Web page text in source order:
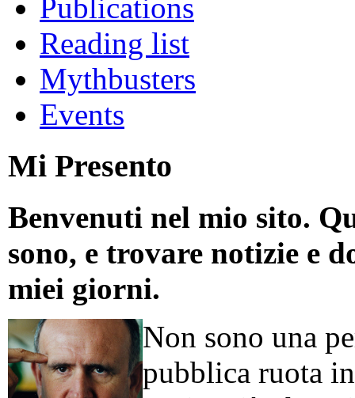
Publications
Reading list
Mythbusters
Events
Mi Presento
Benvenuti nel mio sito.
sono, e trovare notizie e
miei giorni.
Non sono una
pubblica ruota